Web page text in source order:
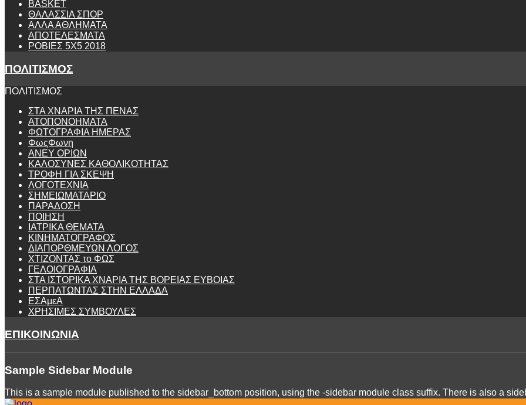
BASKET
ΘΑΛΑΣΣΙΑ ΣΠΟΡ
ΑΛΛΑ ΑΘΛΗΜΑΤΑ
ΑΠΟΤΕΛΕΣΜΑΤΑ
ΡΟΒΙΕΣ 5Χ5 2018
ΠΟΛΙΤΙΣΜΟΣ
ΠΟΛΙΤΙΣΜΟΣ
ΣΤΑ ΧΝΑΡΙΑ ΤΗΣ ΠΕΝΑΣ
ΑΤΟΠΟΝΟΗΜΑΤΑ
ΦΩΤΟΓΡΑΦΙΑ ΗΜΕΡΑΣ
ΦωςΦωνη
ANEY ΟΡΙΩΝ
ΚΑΛΟΣΥΝΕΣ ΚΑΘΟΛΙΚΟΤΗΤΑΣ
ΤΡΟΦΗ ΓΙΑ ΣΚΕΨΗ
ΛΟΓΟΤΕΧΝΙΑ
ΣΗΜΕΙΩΜΑΤΑΡΙΟ
ΠΑΡΑΔΟΣΗ
ΠΟΙΗΣΗ
ΙΑΤΡΙΚΑ ΘΕΜΑΤΑ
ΚΙΝΗΜΑΤΟΓΡΑΦΟΣ
ΔΙΑΠΟΡΘΜΕΥΩΝ ΛΟΓΟΣ
ΧΤΙΖΟΝΤΑΣ το ΦΩΣ
ΓΕΛΟΙΟΓΡΑΦΙΑ
ΣΤΑ ΙΣΤΟΡΙΚΑ ΧΝΑΡΙΑ ΤΗΣ ΒΟΡΕΙΑΣ ΕΥΒΟΙΑΣ
ΠΕΡΠΑΤΩΝΤΑΣ ΣΤΗΝ ΕΛΛΑΔΑ
ΕΣΑμεΑ
ΧΡΗΣΙΜΕΣ ΣΥΜΒΟΥΛΕΣ
ΕΠΙΚΟΙΝΩΝΙΑ
Sample Sidebar Module
This is a sample module published to the sidebar_bottom position, using the -sidebar module class suffix. There is also a